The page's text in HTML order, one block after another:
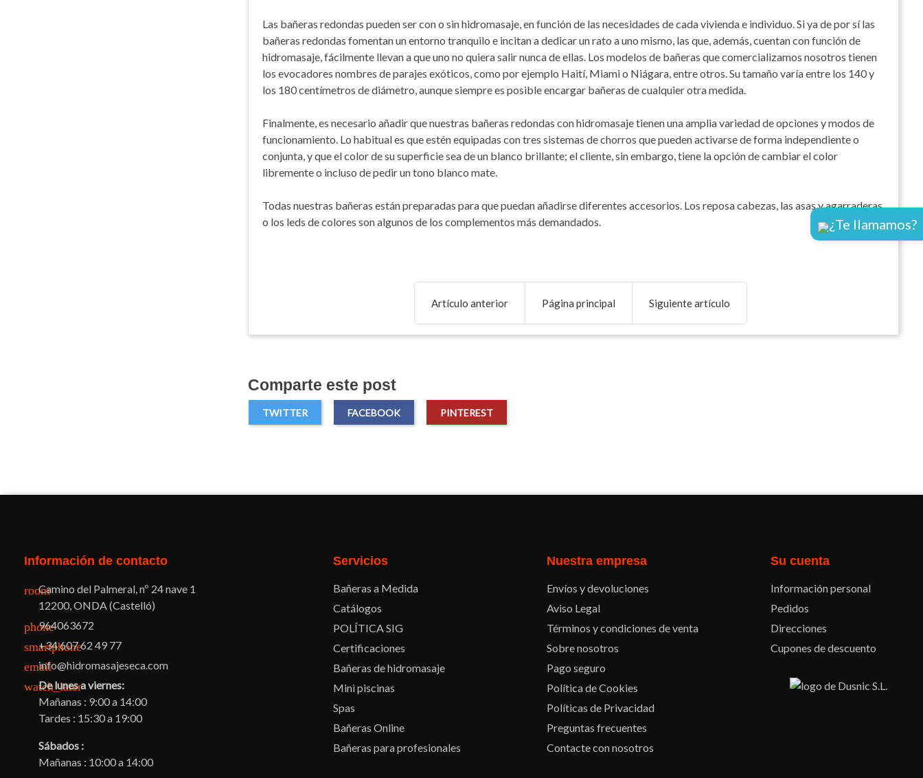
Las bañeras redondas pueden ser con o sin hidromasaje, en función de las necesidades de cada vivienda e individuo. Si ya de por sí las
bañeras redondas fomentan un entorno tranquilo e incitan a dedicar un rato a uno mismo, las que, además, cuentan con función de
hidromasaje, fácilmente llevan a que uno no quiera salir nunca de ellas. Los modelos de bañeras que comercializamos nosotros tienen
los evocadores nombres de parajes exóticos, como por ejemplo Haití, Miami o Niágara, entre otros. Su tamaño varía entre los 140 y
los 180 centímetros de diámetro, aunque siempre es posible encargar bañeras de cualquier otra medida.
Finalmente, es necesario añadir que nuestras bañeras redondas con hidromasaje tienen una amplia variedad de opciones y modos de
funcionamiento. Lo habitual es que estén equipadas con tres sistemas de chorros que pueden activarse de forma independiente o
conjunta, y que el color de su superficie sea de un blanco brillante; el cliente, sin embargo, tiene la opción de cambiar el color
libremente o incluso de pedir un tono blanco mate.
Todas nuestras bañeras están preparadas para que puedan añadirse diferentes accesorios. Los reposa cabezas, las asas y agarraderas
o los leds de colores son algunos de los complementos más demandados.
Artículo anterior Página principal Siguiente artículo
Comparte este post
TWITTER FACEBOOK PINTEREST
Información de contacto
roomCamino del Palmeral, nº 24 nave 1
12200, ONDA (Castelló)
phone964063672
smartphone
+34 607 62 49 77
emailinfo@hidromasajeseca.com
watch_later
De lunes a viernes:
Mañanas : 9:00 a 14:00
Tardes : 15:30 a 19:00
Sábados :
Mañanas : 10:00 a 14:00
Servicios
Bañeras a Medida
Catálogos
POLÍTICA SIG
Certificaciones
Bañeras de hidromasaje
Mini piscinas
Spas
Bañeras Online
Bañeras para profesionales
Nuestra empresa
Envíos y devoluciones
Aviso Legal
Términos y condiciones de venta
Sobre nosotros
Pago seguro
Política de Cookies
Políticas de Privacidad
Preguntas frecuentes
Contacte con nosotros
Su cuenta
Información personal
Pedidos
Direcciones
Cupones de descuento
¿Te llamamos?